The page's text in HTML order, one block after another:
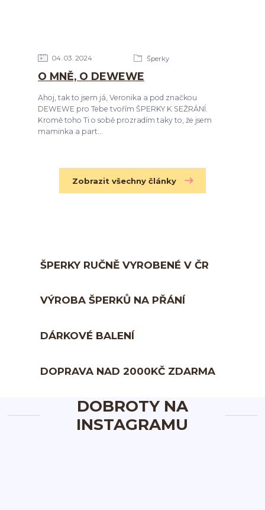
04 03 2024 Šperky
O MNĚ, O DEWEWE
Ahoj, tak to jsem já, Veronika a pod značkou
DEWEWE pro Tebe tvořím ŠPERKY K SEŽRÁNÍ.
Kromě toho Ti o sobě prozradím taky to, že jsem
maminka a part...
Zobrazit všechny články
ŠPERKY RUČNĚ VYROBENÉ V ČR
VÝROBA ŠPERKŮ NA PŘÁNÍ
DÁRKOVÉ BALENÍ
DOPRAVA NAD 2000KČ ZDARMA
DOBROTY NA
INSTAGRAMU